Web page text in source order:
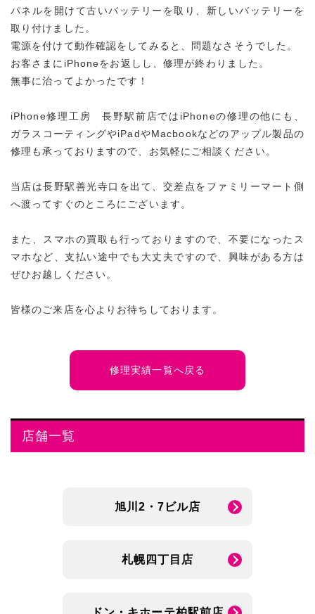
パネルを開けて古いバッテリーを取り、新しいバッテリーを
取り付けました。
電源を付けて動作確認をしてみると、問題なさそうでした。
お客さまにiPhoneをお返しし、修理が終わりました。
無事に治ってよかったです！
iPhone修理工房 長野駅前店ではiPhoneの修理の他にも、
ガラスコーティングやiPadやMacbookなどのアップル製品の
修理も承っておりますので、お気軽にご相談ください。
当店は長野駅善光寺口を出て、交差点をファミリーマート側
へ渡ってすぐのところにございます。
また、スマホの買取も行っておりますので、不要になったス
マホなど、支払い途中でも大丈夫ですので、興味がある方は
ぜひお越しください。
皆様のご来店を心よりお待ちしております。
修理実績一覧へ戻る
店舗一覧
旭川2・7ビル店
札幌四丁目店